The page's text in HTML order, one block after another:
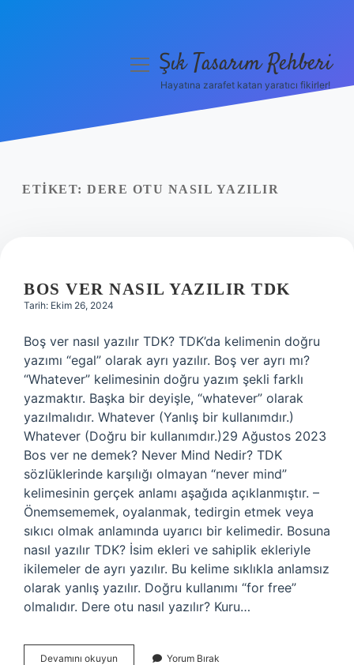
Yasal Uyarı
menüyüŞık Tasarım Rehberi
Hayatına zarafet katan yaratıcı fikirler!
ETIKET: DERE OTU NASIL YAZILIR
BOS VER NASIL YAZILIR TDK
Tarih: Ekim 26, 2024
Boş ver nasıl yazılır TDK? TDK’da kelimenin doğru
yazımı “egal” olarak ayrı yazılır. Boş ver ayrı mı?
“Whatever” kelimesinin doğru yazım şekli farklı
yazmaktır. Başka bir deyişle, “whatever” olarak
yazılmalıdır. Whatever (Yanlış bir kullanımdır.)
Whatever (Doğru bir kullanımdır.)29 Ağustos 2023
Bos ver ne demek? Never Mind Nedir? TDK
sözlüklerinde karşılığı olmayan “never mind”
kelimesinin gerçek anlamı aşağıda açıklanmıştır. –
Önemsememek, oyalanmak, tedirgin etmek veya
sıkıcı olmak anlamında uyarıcı bir kelimedir. Bosuna
nasıl yazılır TDK? İsim ekleri ve sahiplik ekleriyle
ikilemeler de ayrı yazılır. Bu kelime sıklıkla anlamsız
olarak yanlış yazılır. Doğru kullanımı “for free”
olmalıdır. Dere otu nasıl yazılır? Kuru…
Devamını okuyun Yorum Bırak